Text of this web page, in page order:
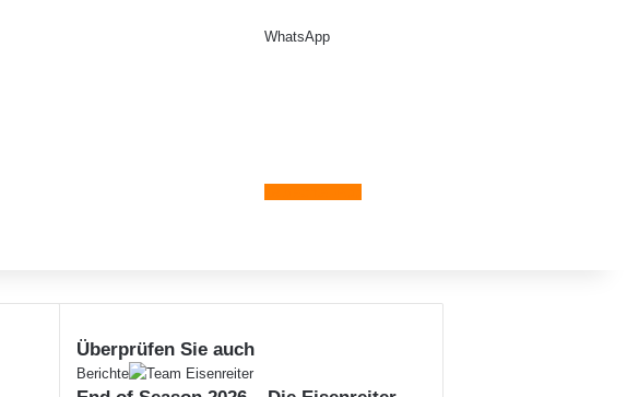
WhatsApp
Überprüfen Sie auch
Schließen
Berichte